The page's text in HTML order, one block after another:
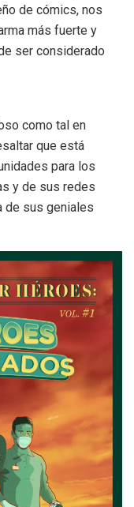
de cómics, nos
más fuerte y
ser considerado
como tal en
que está
para los
y de sus redes
de sus geniales